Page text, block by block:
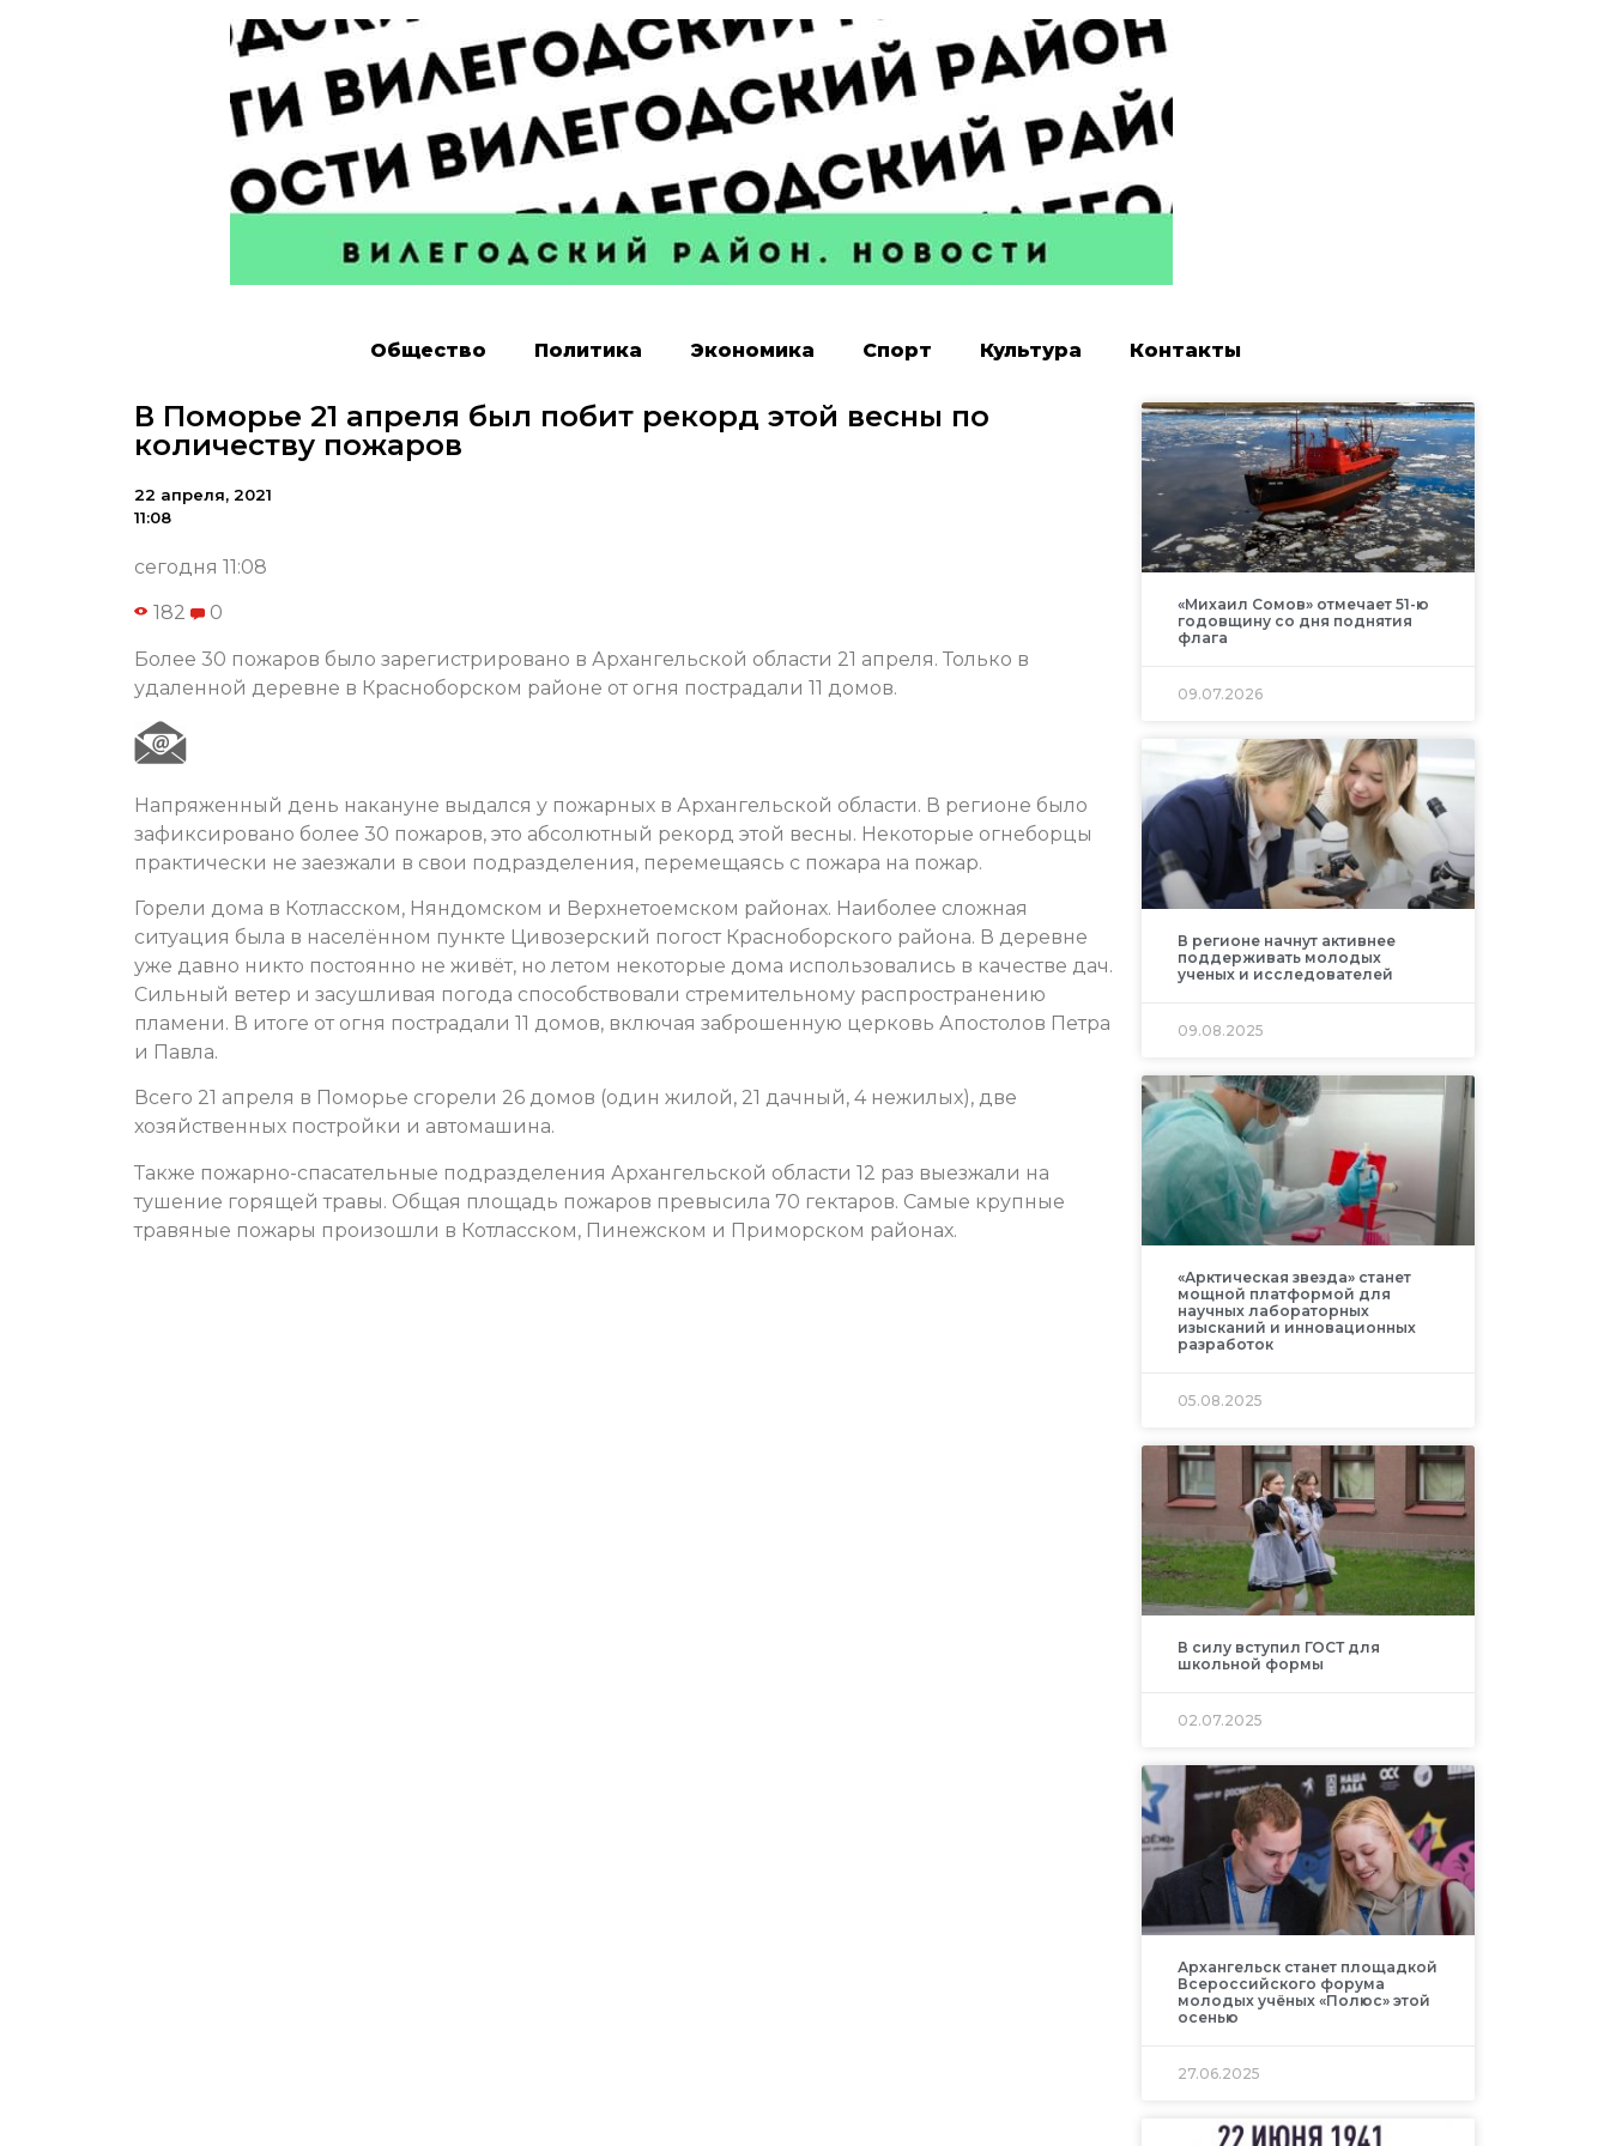
Общество Политика Экономика Спорт Культура Контакты
В Поморье 21 апреля был побит рекорд этой весны по
количеству пожаров
22 апреля, 2021
11:08
сегодня 11:08
182 0
Более 30 пожаров было зарегистрировано в Архангельской области 21 апреля. Только в
удаленной деревне в Красноборском районе от огня пострадали 11 домов.
Напряженный день накануне выдался у пожарных в Архангельской области. В регионе было
зафиксировано более 30 пожаров, это абсолютный рекорд этой весны. Некоторые огнеборцы
практически не заезжали в свои подразделения, перемещаясь с пожара на пожар.
Горели дома в Котласском, Няндомском и Верхнетоемском районах. Наиболее сложная
ситуация была в населённом пункте Цивозерский погост Красноборского района. В деревне
уже давно никто постоянно не живёт, но летом некоторые дома использовались в качестве дач.
Сильный ветер и засушливая погода способствовали стремительному распространению
пламени. В итоге от огня пострадали 11 домов, включая заброшенную церковь Апостолов Петра
и Павла.
Всего 21 апреля в Поморье сгорели 26 домов (один жилой, 21 дачный, 4 нежилых), две
хозяйственных постройки и автомашина.
Также пожарно-спасательные подразделения Архангельской области 12 раз выезжали на
тушение горящей травы. Общая площадь пожаров превысила 70 гектаров. Самые крупные
травяные пожары произошли в Котласском, Пинежском и Приморском районах.
«Михаил Сомов» отмечает 51-ю
годовщину со дня поднятия
флага
09.07.2026
В регионе начнут активнее
поддерживать молодых
ученых и исследователей
09.08.2025
«Арктическая звезда» станет
мощной платформой для
научных лабораторных
изысканий и инновационных
разработок
05.08.2025
В силу вступил ГОСТ для
школьной формы
02.07.2025
Архангельск станет площадкой
Всероссийского форума
молодых учёных «Полюс» этой
осенью
27.06.2025